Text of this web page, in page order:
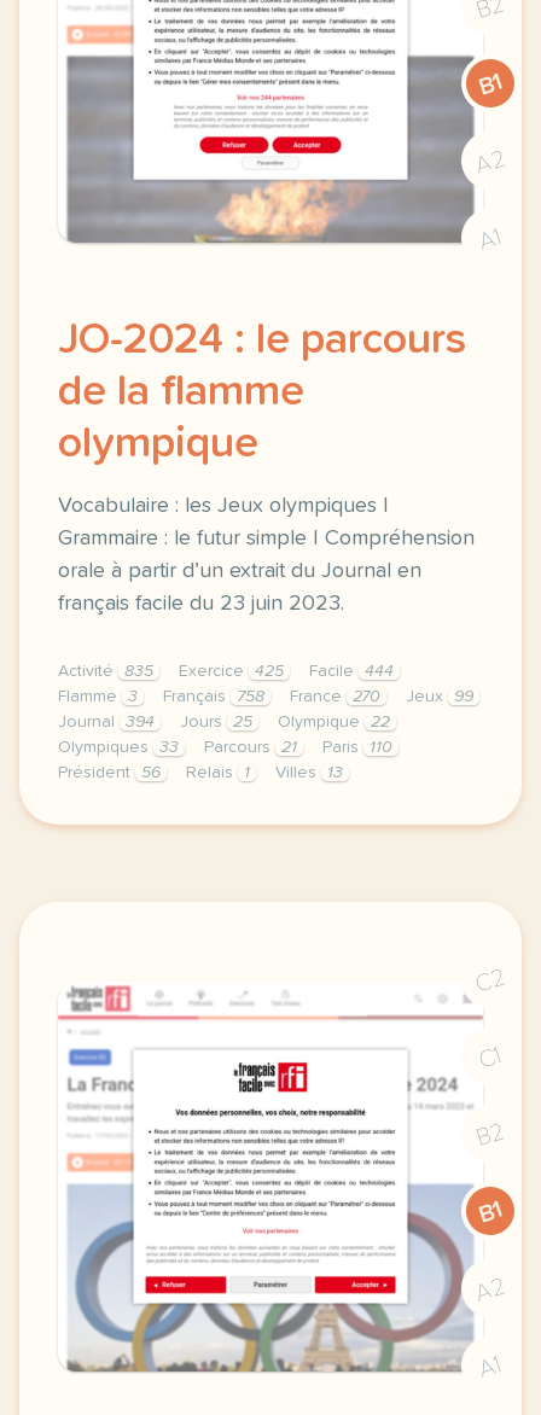
B2
B1
A2
A1
JO-2024 : le parcours
de la flamme
olympique
Vocabulaire : les Jeux olympiques |
Grammaire : le futur simple | Compréhension
orale à partir d’un extrait du Journal en
français facile du 23 juin 2023.
Activité 835 Exercice 425 Facile
444
Flamme
3 Français 758 France 270 Jeux
99
Journal
394 Jours 25 Olympique
22
Olympiques
33 Parcours 21 Paris
110
Président
56 Relais 1 Villes 13
exercice b1 jo 2024 le parcours de la flamme
C2
C1
B2
B1
A2
A1